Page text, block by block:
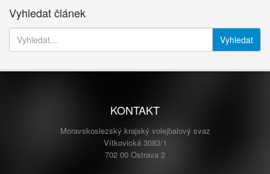
Vyhledat článek
Vyhledat
KONTAKT
Moravskoslezský krajský volejbalový svaz
Vítkovická 3083/1
702 00 Ostrava 2